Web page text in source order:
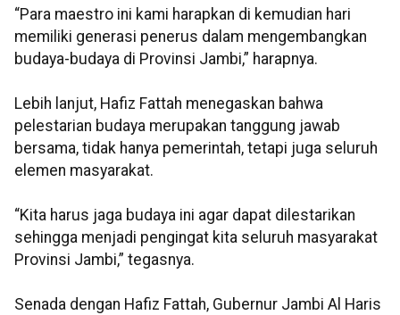
“Para maestro ini kami harapkan di kemudian hari
memiliki generasi penerus dalam mengembangkan
budaya-budaya di Provinsi Jambi,” harapnya.
Lebih lanjut, Hafiz Fattah menegaskan bahwa
pelestarian budaya merupakan tanggung jawab
bersama, tidak hanya pemerintah, tetapi juga seluruh
elemen masyarakat.
“Kita harus jaga budaya ini agar dapat dilestarikan
sehingga menjadi pengingat kita seluruh masyarakat
Provinsi Jambi,” tegasnya.
Senada dengan Hafiz Fattah, Gubernur Jambi Al Haris